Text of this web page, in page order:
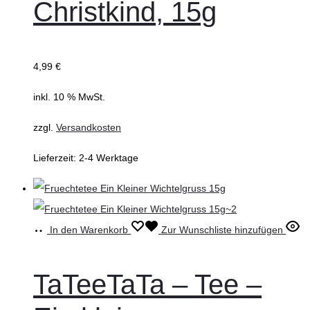
Christkind, 15g
4,99 €
inkl. 10 % MwSt.
zzgl. Versandkosten
Lieferzeit: 2-4 Werktage
In den Warenkorb Zur Wunschliste hinzufügen
TaTeeTaTa – Tee –